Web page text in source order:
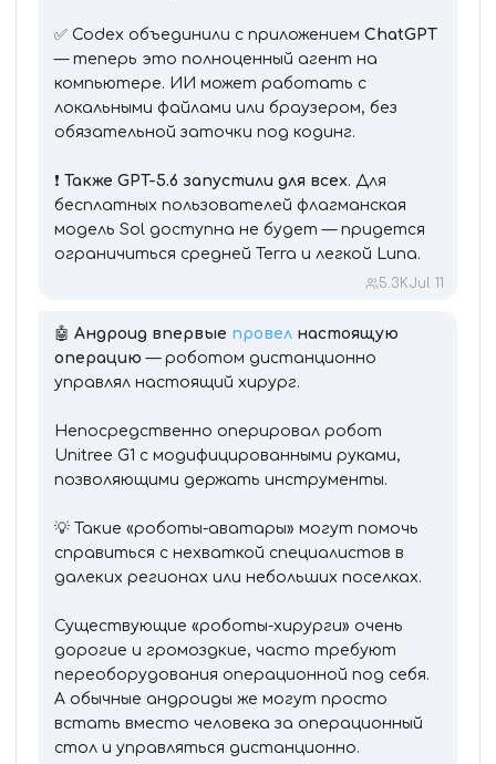
✅ Codex объединили с приложением ChatGPT
— теперь это полноценный агент на
компьютере. ИИ может работать с
локальными файлами или браузером, без
обязательной заточки под кодинг.
❗️ Также GPT-5.6 запустили для всех. Для
бесплатных пользователей флагманская
модель Sol доступна не будет — придется
ограничиться средней Terra и легкой Luna.
5.3KJul 11
🤖 Андроид впервые провел настоящую
операцию — роботом дистанционно
управлял настоящий хирург.
Непосредственно оперировал робот
Unitree G1 с модифицированными руками,
позволяющими держать инструменты.
💡 Такие «роботы-аватары» могут помочь
справиться с нехваткой специалистов в
далеких регионах или небольших поселках.
Существующие «роботы-хирурги» очень
дорогие и громоздкие, часто требуют
переоборудования операционной под себя.
А обычные андроиды же могут просто
встать вместо человека за операционный
стол и управляться дистанционно.